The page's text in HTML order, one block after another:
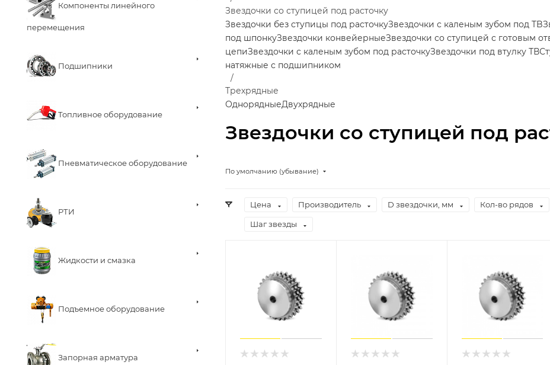
Компоненты линейного
перемещения
Подшипники
Топливное оборудование
Пневматическое оборудование
РТИ
Жидкости и смазка
Подъемное оборудование
Запорная арматура
Звездочки со ступицей под
Звездочки со ступицей под расточку
Звездочки без ступицы под расточкуЗвездочки с каленым зубом под TB
под шпонкуЗвездочки конвейерныеЗвездочки со ступицей с готовым
цепиЗвездочки с каленым зубом под расточкуЗвездочки под втулку ТВ
натяжные с подшипником
Трехрядные
ОднорядныеДвухрядные
По умолчанию (убывание)
Цена Производитель D звездочки, мм Кол-во рядов
Шаг звезды